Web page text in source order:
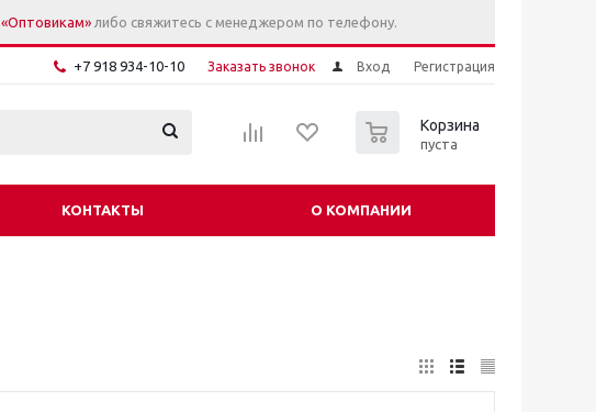
«Оптовикам» либо свяжитесь с менеджером по телефону.
Вход Регистрация
+7 918 934-10-10 Заказать звонок
Корзина
пуста
КОНТАКТЫ О КОМПАНИИ